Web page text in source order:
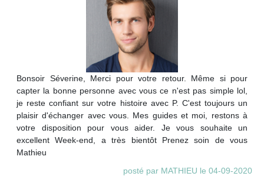
Bonsoir Séverine, Merci pour votre retour. Même si pour
capter la bonne personne avec vous ce n'est pas simple lol,
je reste confiant sur votre histoire avec P. C'est toujours un
plaisir d'échanger avec vous. Mes guides et moi, restons à
votre disposition pour vous aider. Je vous souhaite un
excellent Week-end, a très bientôt Prenez soin de vous
Mathieu
posté par MATHIEU le 04-09-2020